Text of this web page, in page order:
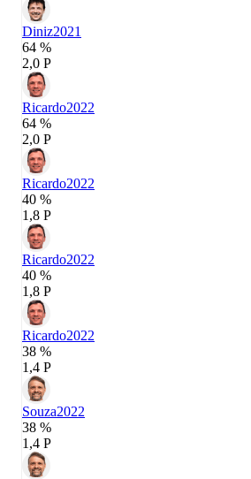
Diniz2021
64 %
2,0 P
Ricardo2022
64 %
2,0 P
Ricardo2022
40 %
1,8 P
Ricardo2022
40 %
1,8 P
Ricardo2022
38 %
1,4 P
Souza2022
38 %
1,4 P